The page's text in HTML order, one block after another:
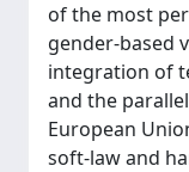
of the most
gender-based
integration of
and the
European
soft-law and